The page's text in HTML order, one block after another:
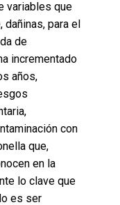
variables que
dañinas, para el
de
incrementado
años,
con
que,
en la
lo clave que
es ser